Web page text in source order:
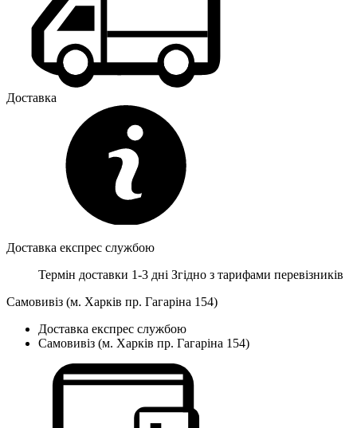
Доставка
Доставка експрес службою
Термін доставки 1-3 дні Згідно з тарифами перевізників
Самовивіз (м. Харків пр. Гагаріна 154)
Доставка експрес службою
Самовивіз (м. Харків пр. Гагаріна 154)